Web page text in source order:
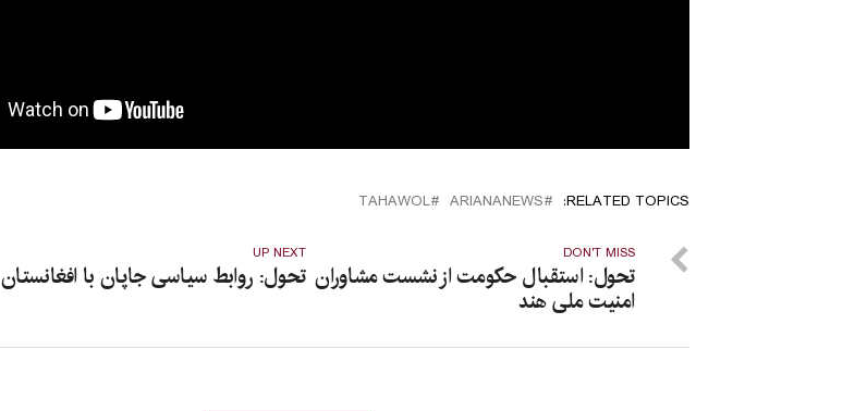
RELATED TOPICS:
ARIANANEWS
TAHAWOL
UP NEXT
تحول: روابط سیاسی جاپان با افغانستان
DON'T MISS
تحول: استقبال حکومت از نشست مشاوران
امنیت ملی هند